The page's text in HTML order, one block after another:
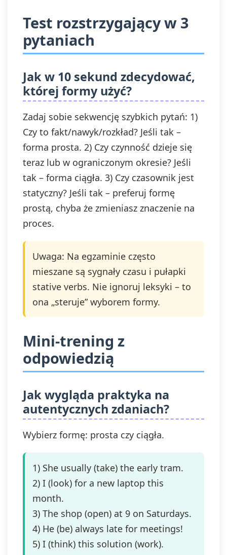
Test rozstrzygający w 3
pytaniach
Jak w 10 sekund zdecydować,
której formy użyć?
Zadaj sobie sekwencję szybkich pytań: 1)
Czy to fakt/nawyk/rozkład? Jeśli tak –
forma prosta. 2) Czy czynność dzieje się
teraz lub w ograniczonym okresie? Jeśli
tak – forma ciągła. 3) Czy czasownik jest
statyczny? Jeśli tak – preferuj formę
prostą, chyba że zmieniasz znaczenie na
proces.
Uwaga: Na egzaminie często
mieszane są sygnały czasu i pułapki
stative verbs. Nie ignoruj leksyki – to
ona „steruje” wyborem formy.
Mini‑trening z
odpowiedzią
Jak wygląda praktyka na
autentycznych zdaniach?
Wybierz formę: prosta czy ciągła.
1) She usually (take) the early tram.
2) I (look) for a new laptop this
month.
3) The shop (open) at 9 on Saturdays.
4) He (be) always late for meetings!
5) I (think) this solution (work).